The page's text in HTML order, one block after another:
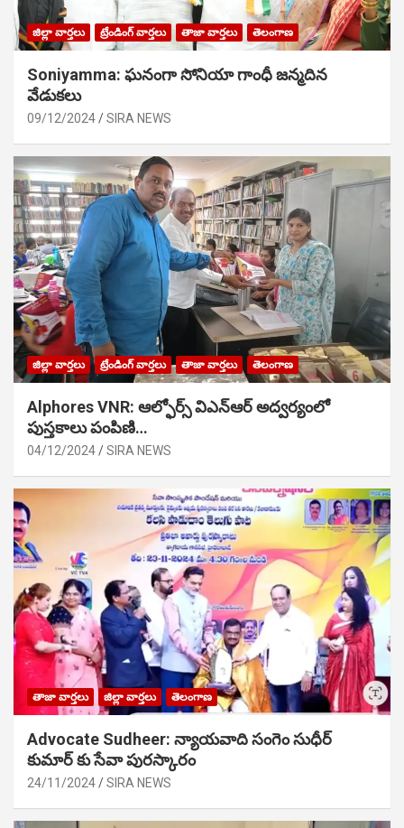
జిల్లా వార్తలు ట్రేండింగ్ వార్తలు తాజా వార్తలు తెలంగాణ
Soniyamma: ఘ‌నంగా సోనియా గాంధీ జ‌న్మ‌దిన
వేడుక‌లు
09/12/2024 SIRA NEWS
జిల్లా వార్తలు ట్రేండింగ్ వార్తలు తాజా వార్తలు తెలంగాణ
Alphores VNR: ఆల్ఫోర్స్ విఎన్ఆర్ అద్వర్యంలో
పుస్తకాలు పంపిణి…
04/12/2024 SIRA NEWS
తాజా వార్తలు జిల్లా వార్తలు తెలంగాణ
Advocate Sudheer: న్యాయవాది సంగెం సుధీర్
కుమార్ కు సేవా పురస్కారం
24/11/2024 SIRA NEWS